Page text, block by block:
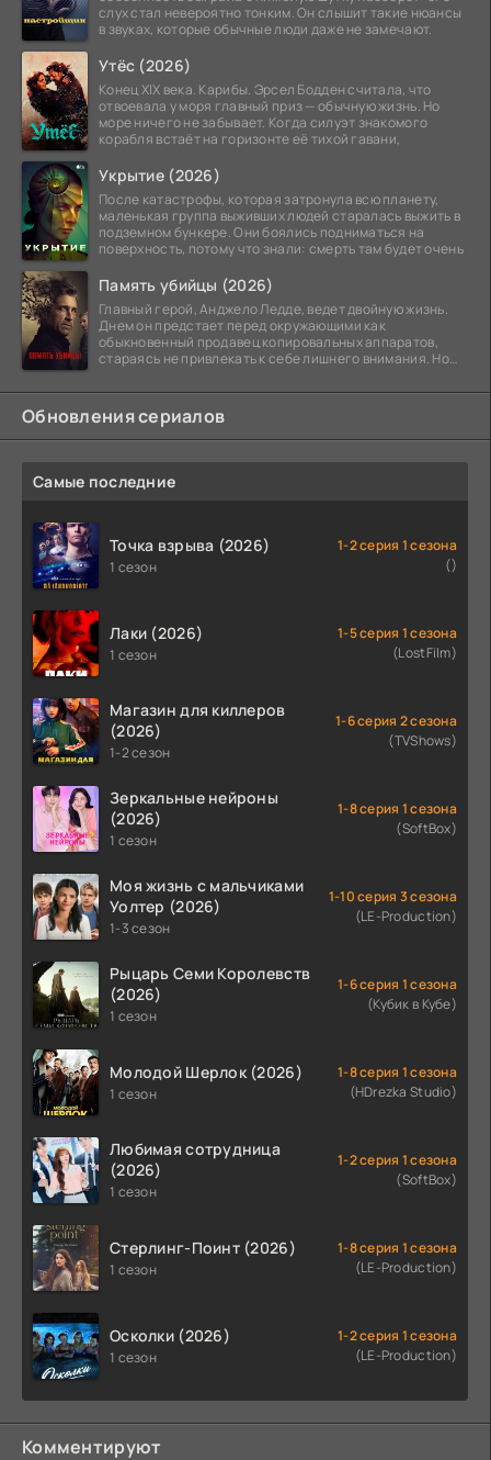
слух стал невероятно тонким. Он слышит такие нюансы
в звуках, которые обычные люди даже не замечают.
Утёс (2026)
Конец XIX века. Карибы. Эрсел Бодден считала, что
отвоевала у моря главный приз — обычную жизнь. Но
море ничего не забывает. Когда силуэт знакомого
корабля встаёт на горизонте её тихой гавани,
Укрытие (2026)
После катастрофы, которая затронула всю планету,
маленькая группа выживших людей старалась выжить в
подземном бункере. Они боялись подниматься на
поверхность, потому что знали: смерть там будет очень
Память убийцы (2026)
Главный герой, Анджело Ледде, ведет двойную жизнь.
Днем он предстает перед окружающими как
обыкновенный продавец копировальных аппаратов,
стараясь не привлекать к себе лишнего внимания. Но
Обновления сериалов
Самые последние
Точка взрыва (2026)
1 сезон
1-2 серия 1 сезона
()
Лаки (2026)
1 сезон
1-5 серия 1 сезона
(LostFilm)
Магазин для киллеров
(2026)
1-2 сезон
1-6 серия 2 сезона
(TVShows)
Зеркальные нейроны
(2026)
1 сезон
1-8 серия 1 сезона
(SoftBox)
Моя жизнь с мальчиками
Уолтер (2026)
1-3 сезон
1-10 серия 3 сезона
(LE-Production)
Рыцарь Семи Королевств
(2026)
1 сезон
1-6 серия 1 сезона
(Кубик в Кубе)
Молодой Шерлок (2026)
1 сезон
1-8 серия 1 сезона
(HDrezka Studio)
Любимая сотрудница
(2026)
1 сезон
1-2 серия 1 сезона
(SoftBox)
Стерлинг-Поинт (2026)
1 сезон
1-8 серия 1 сезона
(LE-Production)
Осколки (2026)
1 сезон
1-2 серия 1 сезона
(LE-Production)
Комментируют